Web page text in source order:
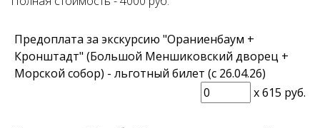
Предоплата за экскурсию "Ораниенбаум +
Кронштадт" (Большой Меншиковский дворец +
Морской собор) - льготный билет (с 26.04.26)
x615 руб.